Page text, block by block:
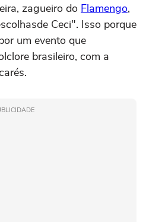
zagueiro do Flamengo,
Ceci". Isso porque
um evento que
brasileiro, com a